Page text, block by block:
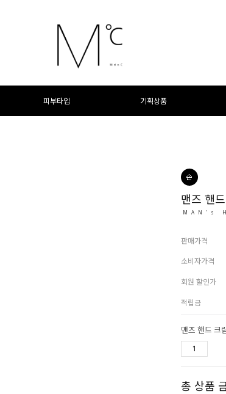
피부타입 기획상품
맨즈 핸
MAN's
판매가격
소비자가격
회원 할인가
적립금
맨즈 핸드 크
총 상품